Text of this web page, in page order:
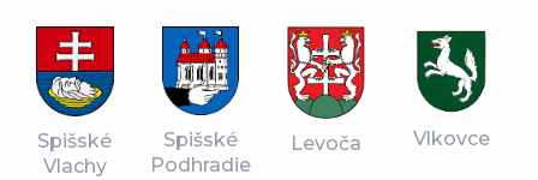
Spišské
Vlachy
Spišské
Podhradie
Levoča Vlkovce